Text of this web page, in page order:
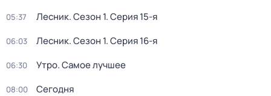
05:37 Лесник. Сезон 1. Серия 15-я
06:03 Лесник. Сезон 1. Серия 16-я
06:30 Утро. Самое лучшее
08:00 Сегодня